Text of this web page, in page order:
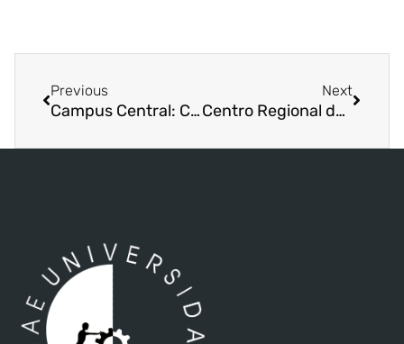
Previous
Campus Central: Conferencia “La Cultura de Servicio en COPA Airlines” un éxito rotundo
Next
Centro Regional de David culmina con éxito liga de futbol interno